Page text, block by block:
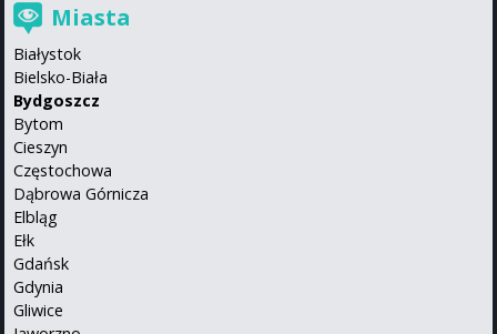
Miasta
Białystok
Bielsko-Biała
Bydgoszcz
Bytom
Cieszyn
Częstochowa
Dąbrowa Górnicza
Elbląg
Ełk
Gdańsk
Gdynia
Gliwice